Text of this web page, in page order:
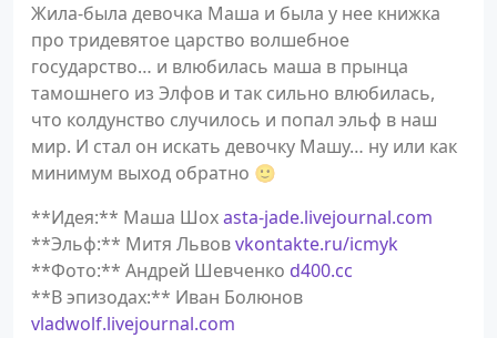
Жила-была девочка Маша и была у нее книжка
про тридевятое царство волшебное
государство… и влюбилась маша в прынца
тамошнего из Элфов и так сильно влюбилась,
что колдунство случилось и попал эльф в наш
мир. И стал он искать девочку Машу… ну или как
минимум выход обратно 🙂
**Идея:** Маша Шохasta-jade.livejournal.com
**Эльф:** Митя Львовvkontakte.ru/icmyk
**Фото:** Андрей Шевченко d400.cc
**В эпизодах:** Иван Болюнов
vladwolf.livejournal.com